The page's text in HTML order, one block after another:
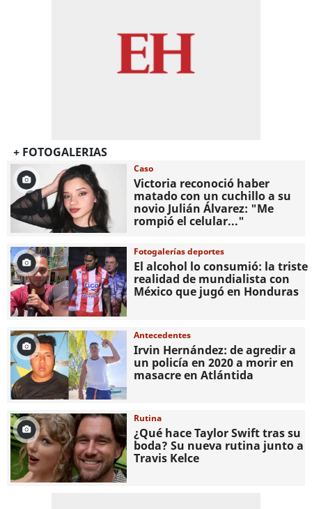
+ FOTOGALERIAS
Caso
Victoria reconoció haber
matado con un cuchillo a su
novio Julián Álvarez: "Me
rompió el celular..."
Fotogalerías deportes
El alcohol lo consumió: la triste
realidad de mundialista con
México que jugó en Honduras
Antecedentes
Irvin Hernández: de agredir a
un policía en 2020 a morir en
masacre en Atlántida
Rutina
¿Qué hace Taylor Swift tras su
boda? Su nueva rutina junto a
Travis Kelce